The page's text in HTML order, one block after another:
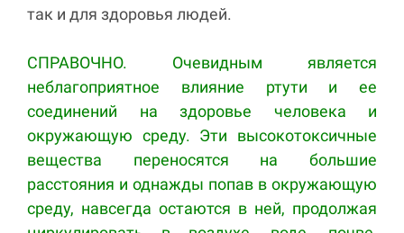
так и для здоровья людей.
СПРАВОЧНО. Очевидным является
неблагоприятное влияние ртути и ее
соединений на здоровье человека и
окружающую среду. Эти высокотоксичные
вещества переносятся на большие
расстояния и однажды попав в окружающую
среду, навсегда остаются в ней, продолжая